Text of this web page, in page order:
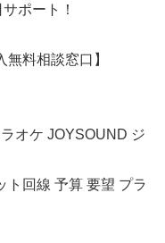
ポート！
無料相談窓口】
オケ JOYSOUND ジ
ト回線 予算 要望 プラ